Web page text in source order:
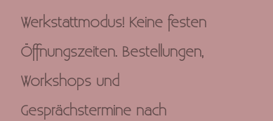
Werkstattmodus! Keine festen
Öffnungszeiten. Bestellungen,
Workshops und
Gesprächstermine nach